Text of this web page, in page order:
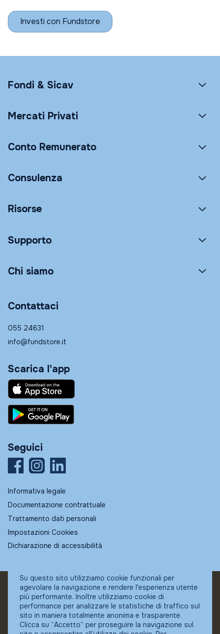
Investi con Fundstore
Fondi & Sicav
Mercati Privati
Conto Remunerato
Consulenza
Risorse
Supporto
Chi siamo
Contattaci
055 24631
info@fundstore.it
Scarica l'app
Seguici
Informativa legale
Documentazione contrattuale
Trattamento dati personali
Impostazioni Cookies
Dichiarazione di accessibilità
© Fundstore
Collocatore autorizzato:
Banca Ifigest SpA
P.Iva: 04337180485
Su questo sito utilizziamo cookie funzionali per
agevolare la navigazione e rendere l'esperienza utente
più performante. Inoltre utilizziamo cookie di
performance per analizzare le statistiche di traffico sul
sito in maniera totalmente anonima e trasparente.
Clicca su “Accetto” per proseguire la navigazione sul